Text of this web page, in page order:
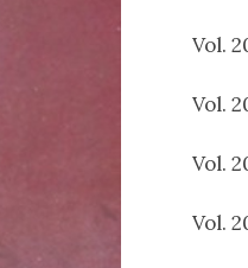
Vol.
Vol.
Vol.
Vol.